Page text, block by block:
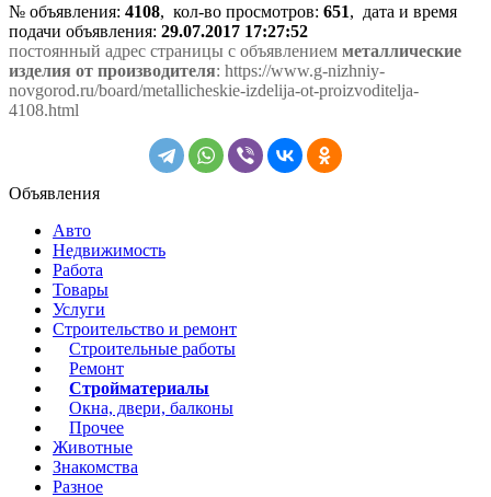
№ объявления: 4108, кол-во просмотров: 651, дата и время
подачи объявления: 29.07.2017 17:27:52
постоянный адрес страницы с объявлением металлические
изделия от производителя: https://www.g-nizhniy-
novgorod.ru/board/metallicheskie-izdelija-ot-proizvoditelja-
4108.html
Объявления
Авто
Недвижимость
Работа
Товары
Услуги
Строительство и ремонт
Строительные работы
Ремонт
Стройматериалы
Окна, двери, балконы
Прочее
Животные
Знакомства
Разное